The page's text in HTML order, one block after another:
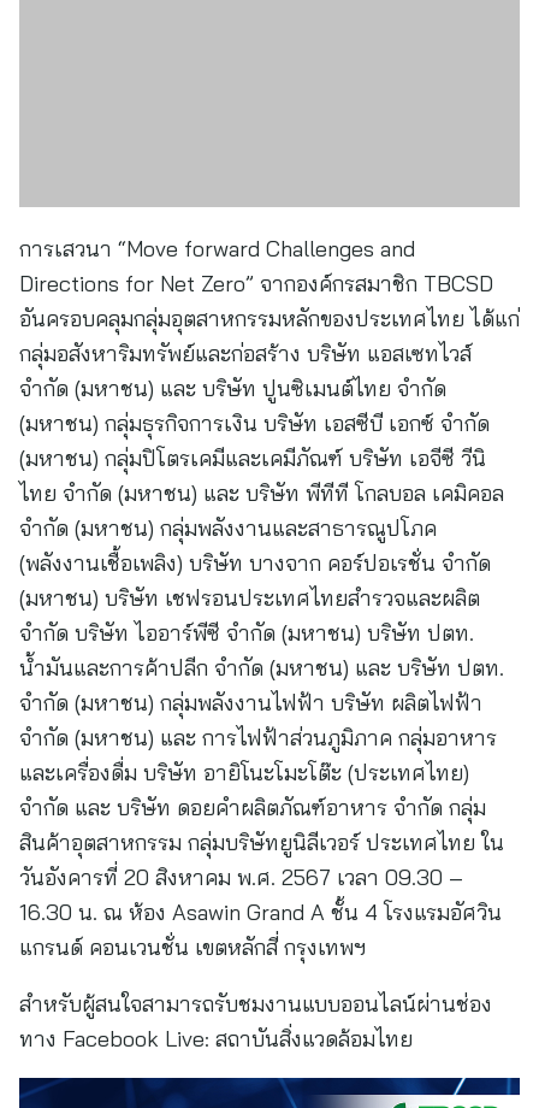
การเสวนา “Move forward Challenges and
Directions for Net Zero” จากองค์กรสมาชิก TBCSD
อันครอบคลุมกลุ่มอุตสาหกรรมหลักของประเทศไทย ได้แก่
กลุ่มอสังหาริมทรัพย์และก่อสร้าง บริษัท แอสเซทไวส์
จำกัด (มหาชน) และ บริษัท ปูนซิเมนต์ไทย จำกัด
(มหาชน) กลุ่มธุรกิจการเงิน บริษัท เอสซีบี เอกซ์ จํากัด
(มหาชน) กลุ่มปิโตรเคมีและเคมีภัณฑ์ บริษัท เอจีซี วีนิ
ไทย จำกัด (มหาชน) และ บริษัท พีทีที โกลบอล เคมิคอล
จำกัด (มหาชน) กลุ่มพลังงานและสาธารณูปโภค
(พลังงานเชื้อเพลิง) บริษัท บางจาก คอร์ปอเรชั่น จำกัด
(มหาชน) บริษัท เชฟรอนประเทศไทยสำรวจและผลิต
จำกัด บริษัท ไออาร์พีซี จำกัด (มหาชน) บริษัท ปตท.
น้ำมันและการค้าปลีก จำกัด (มหาชน) และ บริษัท ปตท.
จำกัด (มหาชน) กลุ่มพลังงานไฟฟ้า บริษัท ผลิตไฟฟ้า
จำกัด (มหาชน) และ การไฟฟ้าส่วนภูมิภาค กลุ่มอาหาร
และเครื่องดื่ม บริษัท อายิโนะโมะโต๊ะ (ประเทศไทย)
จำกัด และ บริษัท ดอยคำผลิตภัณฑ์อาหาร จำกัด กลุ่ม
สินค้าอุตสาหกรรม กลุ่มบริษัทยูนิลีเวอร์ ประเทศไทย ใน
วันอังคารที่ 20 สิงหาคม พ.ศ. 2567 เวลา 09.30 –
16.30 น. ณ ห้อง Asawin Grand A ชั้น 4 โรงแรมอัศวิน
แกรนด์ คอนเวนชั่น เขตหลักสี่ กรุงเทพฯ
สำหรับผู้สนใจสามารถรับชมงานแบบออนไลน์ผ่านช่อง
ทาง Facebook Live: สถาบันสิ่งแวดล้อมไทย